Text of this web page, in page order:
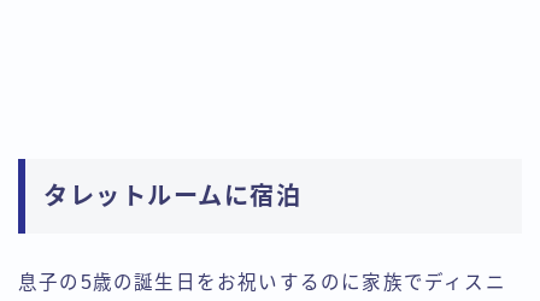
タレットルームに宿泊
息子の5歳の誕生日をお祝いするのに家族でディスニ